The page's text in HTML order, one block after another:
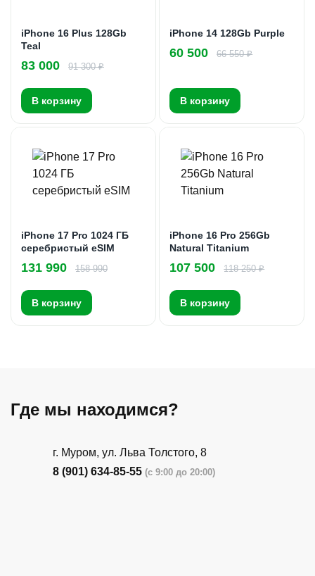
iPhone 16 Plus 128Gb
Teal
83 000 91 300 ₽
В корзину
iPhone 14 128Gb Purple
60 500 66 550 ₽
В корзину
iPhone 17 Pro 1024 ГБ
серебристый eSIM
131 990 158 990
В корзину
iPhone 16 Pro 256Gb
Natural Titanium
107 500 118 250 ₽
В корзину
Где мы находимся?
г. Муром, ул. Льва Толстого, 8
8 (901) 634-85-55 (с 9:00 до 20:00)